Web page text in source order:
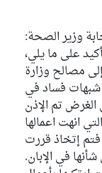
وزير الصحة:
على ما يلي،
مصالح وزارة
فساد في
تم الإذن
انهت اعمالها
فتم إتخاذ قررت
في الإبان.